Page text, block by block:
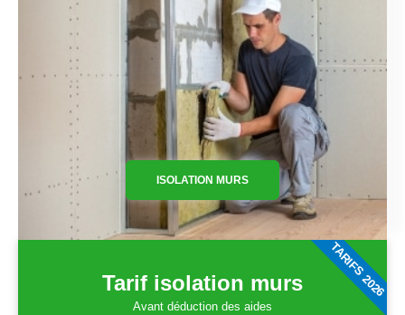
ISOLATION MURS
Tarif isolation murs
Avant déduction des aides
TARIFS 2026